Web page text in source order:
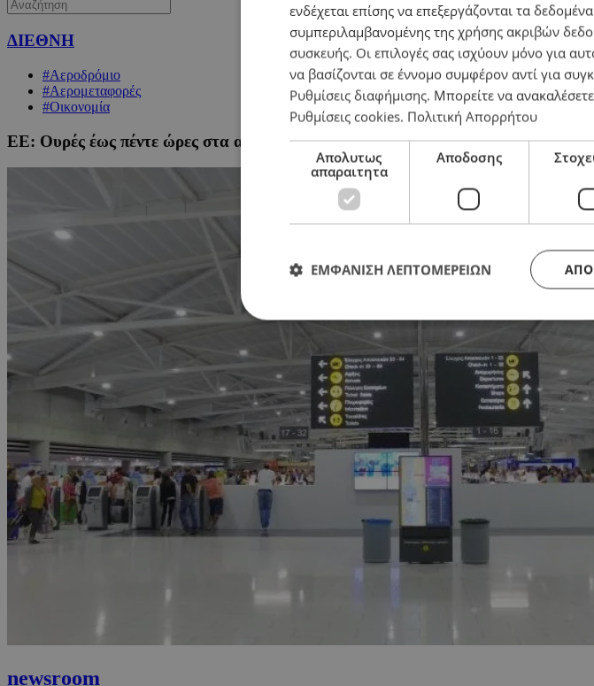
ΔΙΕΘΝΗ
#Αεροδρόμιο
#Αερομεταφορές
#Οικονομία
ΕΕ: Ουρές έως πέντε ώρες στα αεροδρόμια από το νέο σύστημα ελέγχου συνόρων
newsroom
ενδέχεται επίσης να επεξεργάζονται τα
συμπεριλαμβανομένης της χρήσης ακριβών
συσκευής. Οι επιλογές σας ισχύουν μόνο για
να βασίζονται σε έννομο συμφέρον αντί για
Ρυθμίσεις διαφήμισης. Μπορείτε να
Ρυθμίσεις cookies. Πολιτική Απορρήτου
Απολυτως
απαραιτητα
Αποδοσης
ΕΜΦΑΝΙΣΗ ΛΕΠΤΟΜΕΡΕΙΩΝ